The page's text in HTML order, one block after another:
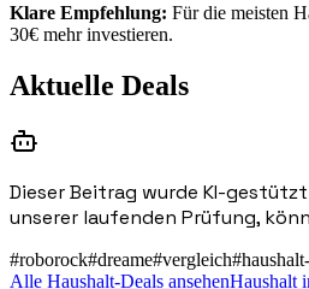
Klare Empfehlung: Für die meisten
30€ mehr investieren.
Aktuelle Deals
Dieser Beitrag wurde KI-
unserer laufenden Prüfung,
#roborock#dreame#vergleich#
Alle Haushalt-Deals ansehenHaushalt